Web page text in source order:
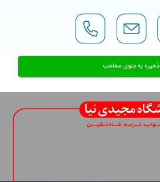
ذخیره به عنوان مخاطب